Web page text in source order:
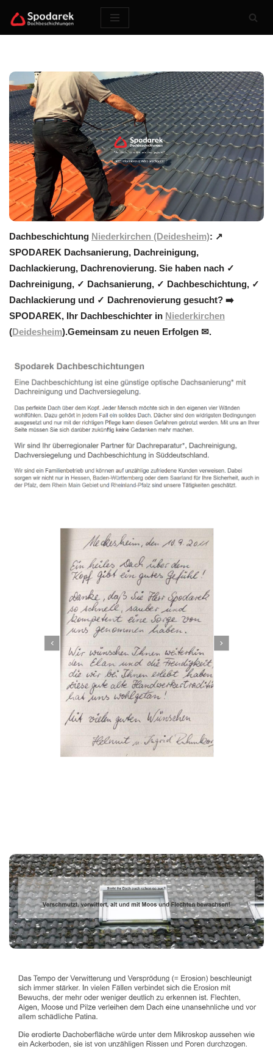
Zum
Dachbeschichtung Niederkirchen (Deidesheim): ↗️
SPODAREK Dachsanierung, Dachreinigung,
Dachlackierung, Dachrenovierung. Sie haben nach ✓
Dachreinigung, ✓ Dachsanierung, ✓ Dachbeschichtung, ✓
Dachlackierung und ✓ Dachrenovierung gesucht? ➡️
SPODAREK, Ihr Dachbeschichter in Niederkirchen
(Deidesheim).Gemeinsam zu neuen Erfolgen ✉.